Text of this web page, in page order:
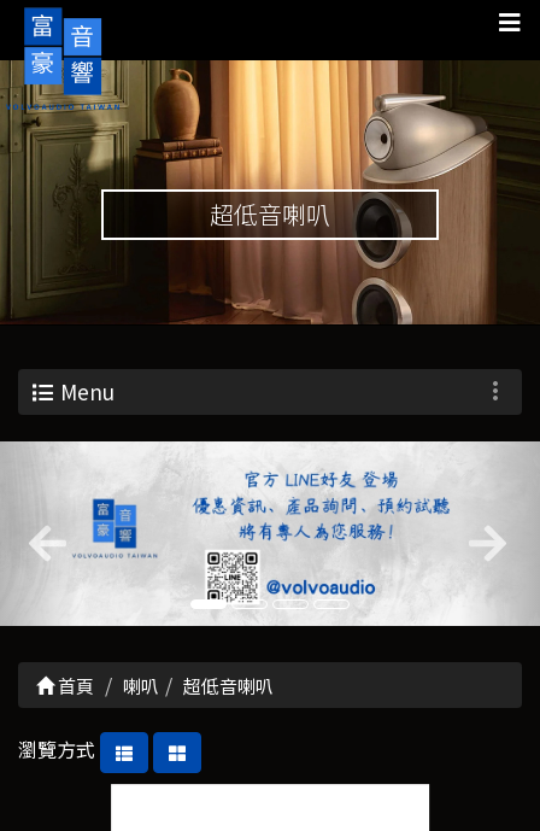
超低音喇叭
Menu
首頁 喇叭 超低音喇叭
瀏覽方式